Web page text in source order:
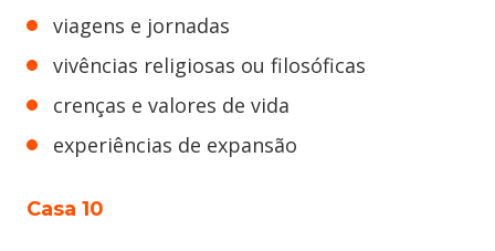
viagens e jornadas
vivências religiosas ou filosóficas
crenças e valores de vida
experiências de expansão
Casa 10